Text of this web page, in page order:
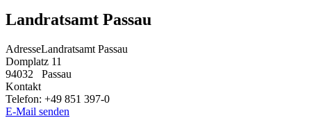
Landratsamt Passau
AdresseLandratsamt Passau
Domplatz 11
94032
Passau
Kontakt
Telefon: +49 851 397-0
E-Mail senden